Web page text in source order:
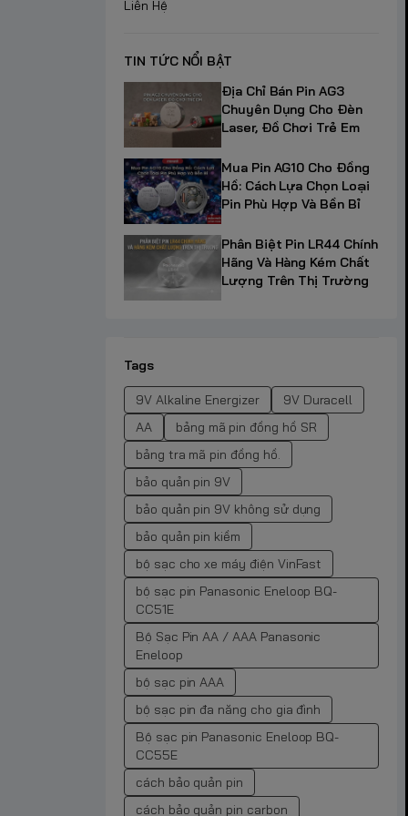
Liên Hệ
TIN TỨC NỔI BẬT
Địa Chỉ Bán Pin AG3
Chuyên Dụng Cho Đèn
Laser, Đồ Chơi Trẻ Em
Mua Pin AG10 Cho Đồng
Hồ: Cách Lựa Chọn Loại
Pin Phù Hợp Và Bền Bỉ
Phân Biệt Pin LR44 Chính
Hãng Và Hàng Kém Chất
Lượng Trên Thị Trường
Tags
9V Alkaline Energizer
9V Duracell
AA
bảng mã pin đồng hồ SR
bảng tra mã pin đồng hồ.
bảo quản pin 9V
bảo quản pin 9V không sử dụng
bảo quản pin kiềm
bộ sạc cho xe máy điện VinFast
bộ sạc pin Panasonic Eneloop BQ-
CC51E
Bộ Sạc Pin AA / AAA Panasonic
Eneloop
bộ sạc pin AAA
bộ sạc pin đa năng cho gia đình
Bộ sạc pin Panasonic Eneloop BQ-
CC55E
cách bảo quản pin
cách bảo quản pin carbon